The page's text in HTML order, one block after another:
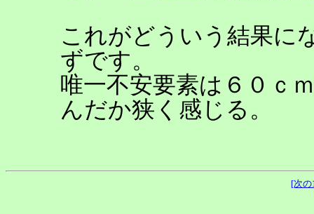
これがどういう結果に
ずです。
唯一不安要素は６０ｃ
んだか狭く感じる。
[次